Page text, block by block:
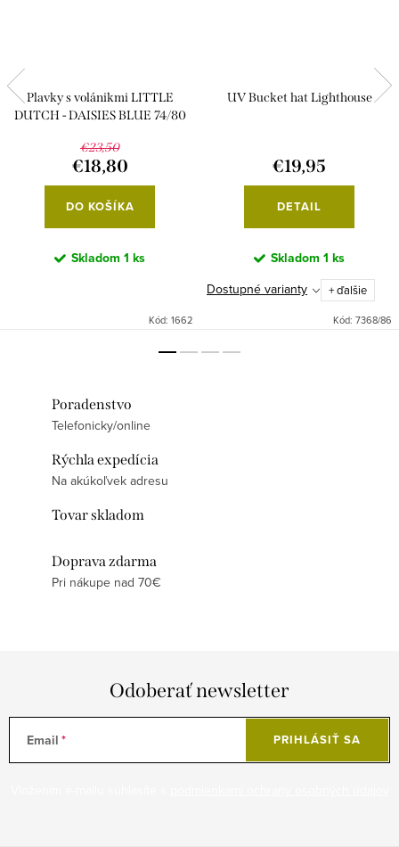
Plavky s volánikmi LITTLE
DUTCH - DAISIES BLUE 74/80
€23,50
€18,80
DO KOŠÍKA
Skladom 1 ks
Kód: 1662
UV Bucket hat Lighthouse
€19,95
DETAIL
Skladom 1 ks
Dostupné varianty
+ ďalšie
Kód: 7368/86
Poradenstvo
Telefonicky/online
Rýchla expedícia
Na akúkoľvek adresu
Tovar skladom
Doprava zdarma
Pri nákupe nad 70€
Odoberať newsletter
Email PRIHLÁSIŤ SA